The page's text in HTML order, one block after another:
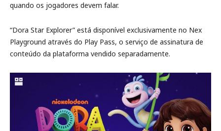
quando os jogadores devem falar.
“Dora Star Explorer” está disponível exclusivamente no Nex
Playground através do Play Pass, o serviço de assinatura de
conteúdo da plataforma vendido separadamente.